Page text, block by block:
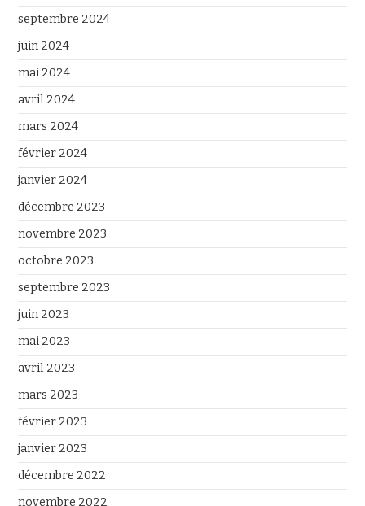
septembre 2024
juin 2024
mai 2024
avril 2024
mars 2024
février 2024
janvier 2024
décembre 2023
novembre 2023
octobre 2023
septembre 2023
juin 2023
mai 2023
avril 2023
mars 2023
février 2023
janvier 2023
décembre 2022
novembre 2022